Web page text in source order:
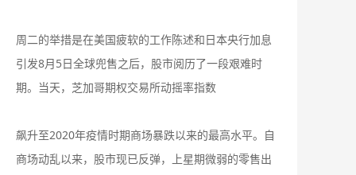
周二的举措是在美国疲软的工作陈述和日本央行加息
引发8月5日全球兜售之后，股市阅历了一段艰难时
期。当天，芝加哥期权交易所动摇率指数
飙升至2020年疫情时期商场暴跌以来的最高水平。自
商场动乱以来，股市现已反弹，上星期微弱的零售出